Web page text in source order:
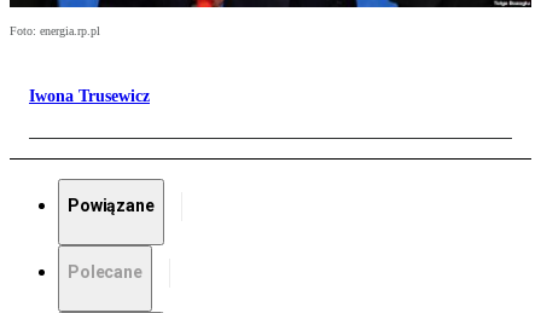
Foto: energia.rp.pl
Iwona Trusewicz
Powiązane
Polecane